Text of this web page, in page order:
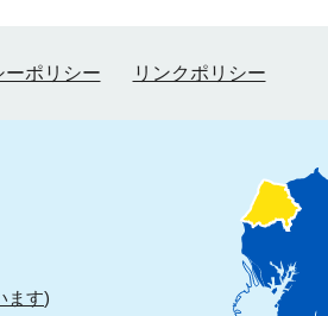
ーポリシー リンクポリシー
ます)